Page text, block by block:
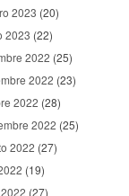
2023 (20)
2023 (22)
2022 (25)
2022 (23)
2022 (28)
2022 (25)
2022 (27)
(19)
(27)